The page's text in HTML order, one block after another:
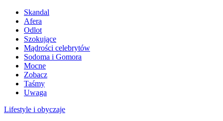
Skandal
Afera
Odlot
Szokujące
Mądrości celebrytów
Sodoma i Gomora
Mocne
Zobacz
Taśmy
Uwaga
Lifestyle i obyczaje